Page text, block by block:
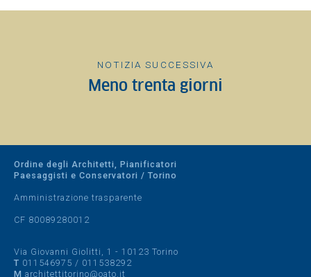
NOTIZIA SUCCESSIVA
Meno trenta giorni
Ordine degli Architetti, Pianificatori
Paesaggisti e Conservatori / Torino
Amministrazione trasparente
CF 80089280012
Via Giovanni Giolitti, 1 - 10123 Torino
T 011546975 / 011538292
M architettitorino@oato.it